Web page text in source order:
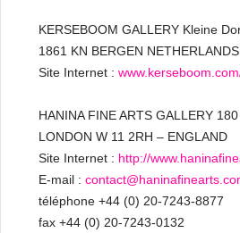
KERSEBOOM GALLERY Kleine
1861 KN BERGEN NETHERLANDS
Site Internet :
HANINA FINE ARTS GALLERY 180
LONDON W 11 2RH – ENGLAND
Site Internet : http://
E-mail :
téléphone +44 (0) 20-7243-8877
fax +44 (0) 20-7243-0132